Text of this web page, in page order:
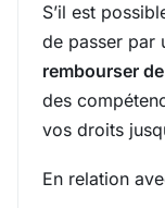
S’il est
de passer par
rembourser
des
vos droits
En relation